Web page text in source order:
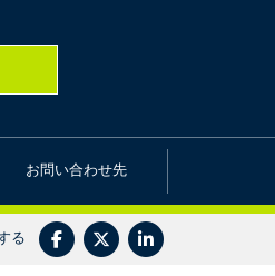
お問い合わせ先
る